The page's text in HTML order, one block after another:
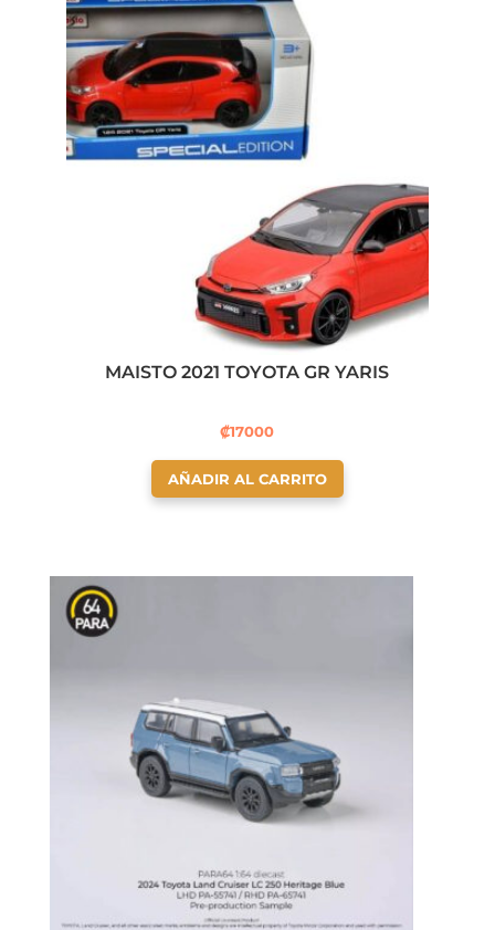
MAISTO 2021 TOYOTA GR YARIS
₡17000
AÑADIR AL CARRITO